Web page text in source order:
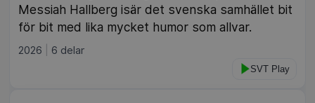
Messiah Hallberg isär det svenska samhället bit
för bit med lika mycket humor som allvar.
2026 6 delar
SVT Play